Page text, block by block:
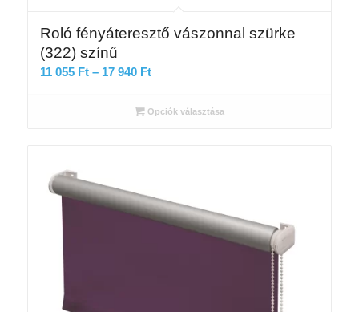
Roló fényáteresztő vászonnal szürke
(322) színű
11 055 Ft – 17 940 FtÁrtartomány:
055 Ft
Opciók választása